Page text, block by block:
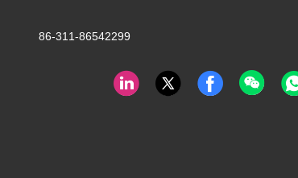
86-311-86542299